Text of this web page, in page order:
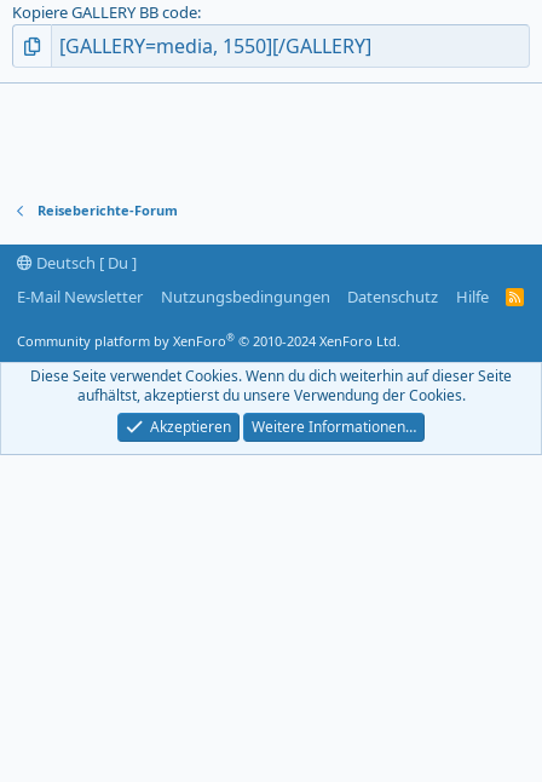
Kopiere GALLERY BB code
Reiseberichte-Forum
Deutsch [ Du ]
E-Mail Newsletter
Nutzungsbedingungen Datenschutz Hilfe
R
F
Community platform by XenForo® © 2010-2024 XenForo Ltd.
Diese Seite verwendet Cookies. Wenn du dich weiterhin auf dieser Seite
aufhältst, akzeptierst du unsere Verwendung der Cookies.
Akzeptieren
Weitere Informationen…